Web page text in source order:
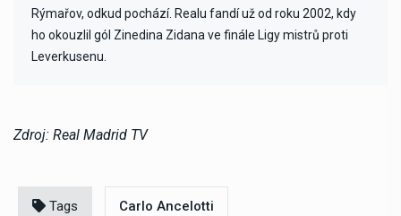
Rýmařov, odkud pochází. Realu fandí už od roku 2002, kdy
ho okouzlil gól Zinedina Zidana ve finále Ligy mistrů proti
Leverkusenu.
Zdroj: Real Madrid TV
Tags Carlo Ancelotti